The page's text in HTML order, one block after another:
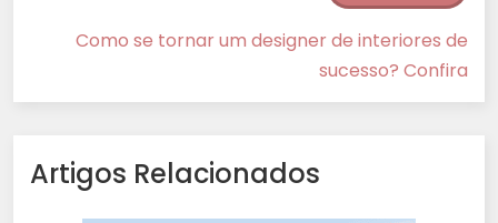
Como se tornar um designer de interiores de
sucesso? Confira
Artigos Relacionados